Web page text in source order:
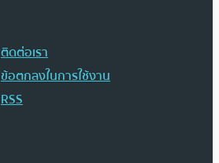
ติดต่อเรา
ข้อตกลงในการใช้งาน
RSS